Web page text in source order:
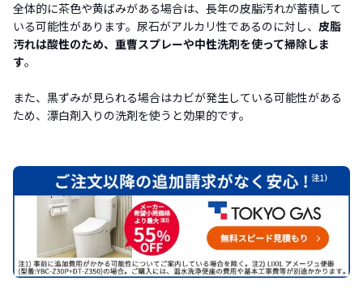
全体的に茶色や黄ばみがある場合は、長年の皮脂汚れが蓄積して
いる可能性があります。尿石がアルカリ性であるのに対し、 皮脂
汚れは酸性のため、重曹スプレーや中性洗剤を使って掃除しま
す。
また、黒ずみが見られる場合はカビが発生している可能性がある
ため、漂白剤入りの洗剤を使うと効果的です。